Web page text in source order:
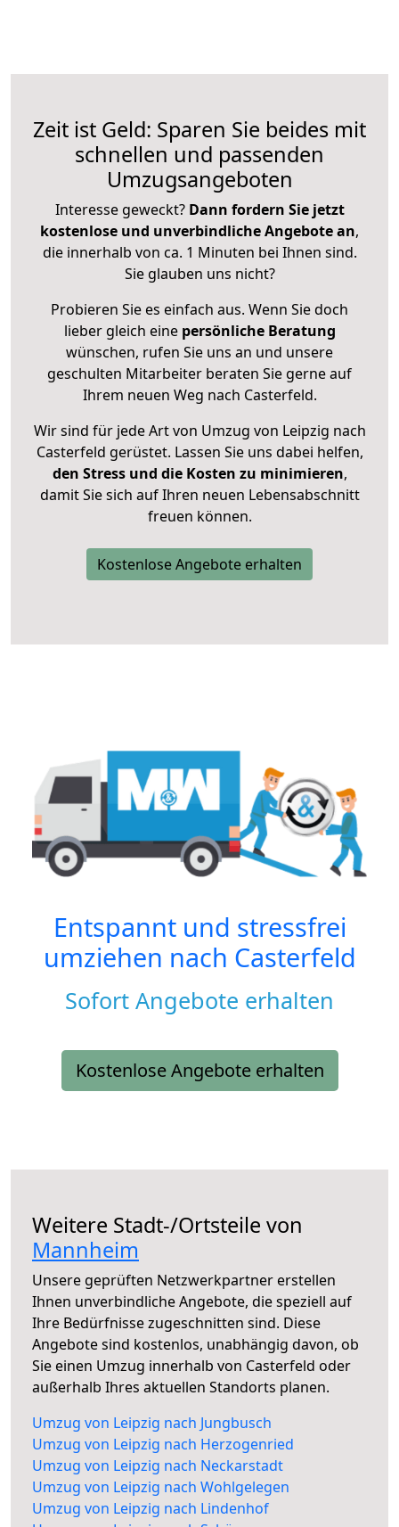
Zeit ist Geld: Sparen Sie beides mit
schnellen und passenden
Umzugsangeboten
Interesse geweckt? Dann fordern Sie jetzt
kostenlose und unverbindliche Angebote an,
die innerhalb von ca. 1 Minuten bei Ihnen sind.
Sie glauben uns nicht?
Probieren Sie es einfach aus. Wenn Sie doch
lieber gleich eine persönliche Beratung
wünschen, rufen Sie uns an und unsere
geschulten Mitarbeiter beraten Sie gerne auf
Ihrem neuen Weg nach Casterfeld.
Wir sind für jede Art von Umzug von Leipzig nach
Casterfeld gerüstet. Lassen Sie uns dabei helfen,
den Stress und die Kosten zu minimieren,
damit Sie sich auf Ihren neuen Lebensabschnitt
freuen können.
Kostenlose Angebote erhalten
Entspannt und stressfrei
umziehen nach Casterfeld
Sofort Angebote erhalten
Kostenlose Angebote erhalten
Weitere Stadt-/Ortsteile von
Mannheim
Unsere geprüften Netzwerkpartner erstellen
Ihnen unverbindliche Angebote, die speziell auf
Ihre Bedürfnisse zugeschnitten sind. Diese
Angebote sind kostenlos, unabhängig davon, ob
Sie einen Umzug innerhalb von Casterfeld oder
außerhalb Ihres aktuellen Standorts planen.
Umzug von Leipzig nach Jungbusch
Umzug von Leipzig nach Herzogenried
Umzug von Leipzig nach Neckarstadt
Umzug von Leipzig nach Wohlgelegen
Umzug von Leipzig nach Lindenhof